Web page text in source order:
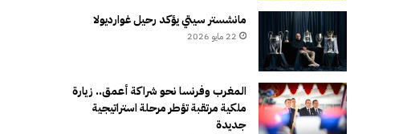
مانشستر سيتي يؤكد رحيل غوارديولا
22 مايو 2026
المغرب وفرنسا نحو شراكة أعمق.. زيارة
ملكية مرتقبة تؤطر مرحلة استراتيجية
جديدة